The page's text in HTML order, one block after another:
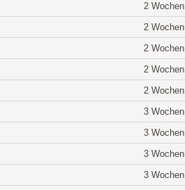
2 Wochen
2 Wochen
2 Wochen
2 Wochen
2 Wochen
3 Wochen
3 Wochen
3 Wochen
3 Wochen